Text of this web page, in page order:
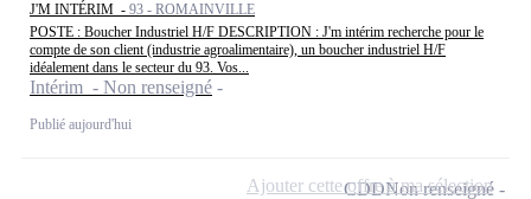
J'M INTÉRIM - 93 - ROMAINVILLE
POSTE : Boucher Industriel H/F DESCRIPTION : J'm intérim recherche pour le
compte de son client (industrie agroalimentaire), un boucher industriel H/F
idéalement dans le secteur du 93. Vos...
Intérim - Non renseigné
Publié aujourd'hui
CDDNon renseigné
Ajouter cette offre à ma sélection